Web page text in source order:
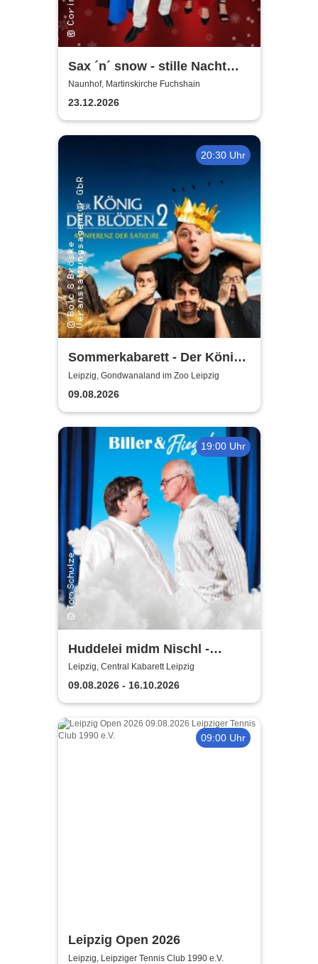
Sax ´n´ snow - stille Nacht
war gestern
Naunhof, Martinskirche Fuchshain
23.12.2026
20:30 Uhr
Sommerkabarett - Der König
der Blöden 2 | Central
Kabarett Leipzig
Leipzig, Gondwanaland im Zoo Leipzig
09.08.2026
19:00 Uhr
Huddelei midm Nischl -
Central Kabarett Leipzig
Leipzig, Central Kabarett Leipzig
09.08.2026 - 16.10.2026
09:00 Uhr
Leipzig Open 2026
Leipzig, Leipziger Tennis Club 1990 e.V.